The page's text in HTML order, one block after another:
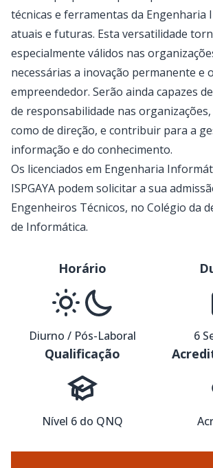
técnicas e ferramentas da Engenharia
atuais e futuras. Esta versatilidade
especialmente válidos nas
necessárias a inovação permanente e
empreendedor. Serão ainda capazes
de responsabilidade nas
como de direção, e contribuir para a
informação e do conhecimento.
Os licenciados em Engenharia
ISPGAYA podem solicitar a sua
Engenheiros Técnicos, no Colégio da
de Informática.
Horário
Diurno / Pós-Laboral 6
Qualificação
Nível 6 do QNQ